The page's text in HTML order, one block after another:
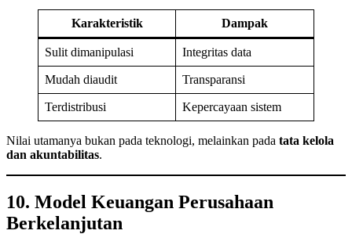
Karakteristik Dampak
Sulit dimanipulasi Integritas data
Mudah diaudit Transparansi
Terdistribusi Kepercayaan sistem
Nilai utamanya bukan pada teknologi, melainkan pada tata kelola
dan akuntabilitas.
10. Model Keuangan Perusahaan
Berkelanjutan